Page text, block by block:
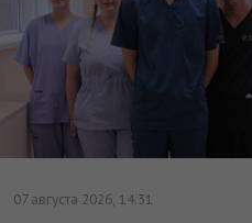
07 августа 2026, 14:31